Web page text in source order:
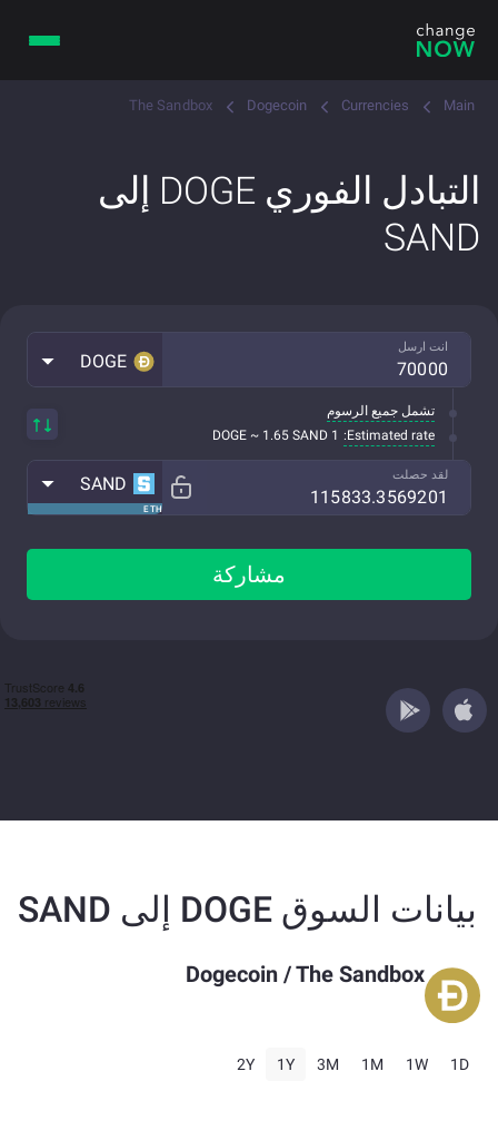
Main
Currencies
Dogecoin
The Sandbox
التبادل الفوري DOGE إلى
SAND
انت ارسل
DOGE
تشمل جميع الرسوم
Estimated rate:
1 DOGE ~ 1.65 SAND
لقد حصلت
ETH
SAND
مشاركة
بيانات السوق DOGE إلى SAND
Dogecoin /The Sandbox
1D
1W
1M
3M
1Y
2Y